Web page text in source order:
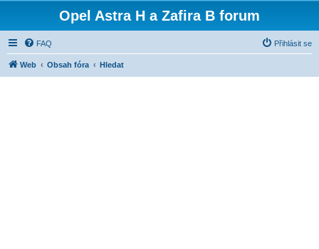
Opel Astra H a Zafira B forum
FAQ Přihlásit se
Web Obsah fóra Hledat